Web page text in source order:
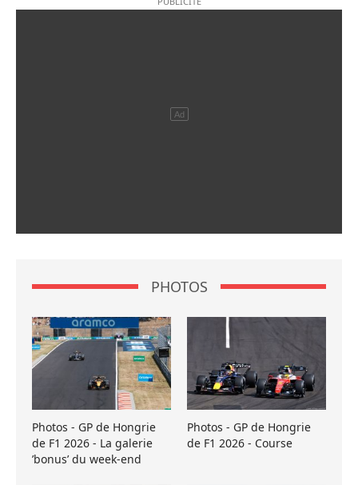
PHOTOS
Photos - GP de Hongrie
de F1 2026 - La galerie
’bonus’ du week-end
Photos - GP de Hongrie
de F1 2026 - Course